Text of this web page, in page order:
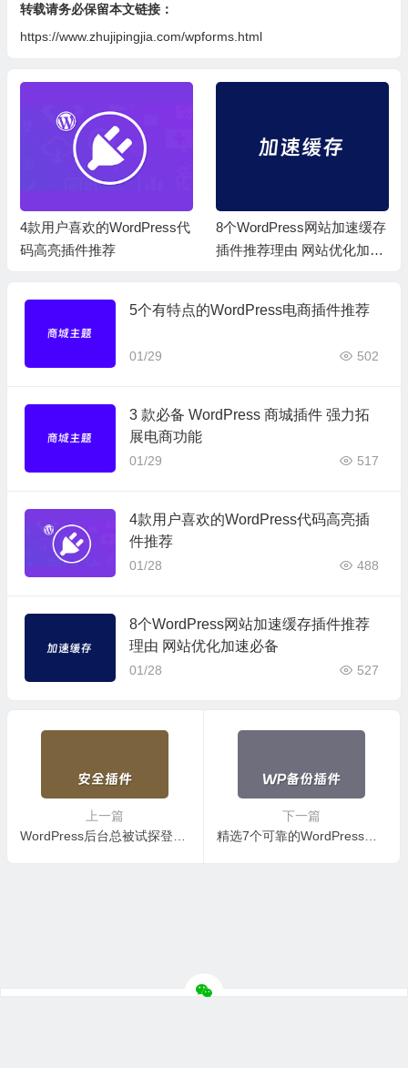
转载请务必保留本文链接：
https://www.zhujipingjia.com/wpforms.html
4款用户喜欢的WordPress代
码高亮插件推荐
8个WordPress网站加速缓存
插件推荐理由 网站优化加速
5个有特点的WordPress电商插件推荐
01/29 502
3 款必备 WordPress 商城插件 强力拓
展电商功能
01/29 517
4款用户喜欢的WordPress代码高亮插
件推荐
01/28 488
8个WordPress网站加速缓存插件推荐
理由 网站优化加速必备
01/28 527
上一篇
下一篇
精选7个可靠的WordPress自动备份插件 轻松实现定时数据备份